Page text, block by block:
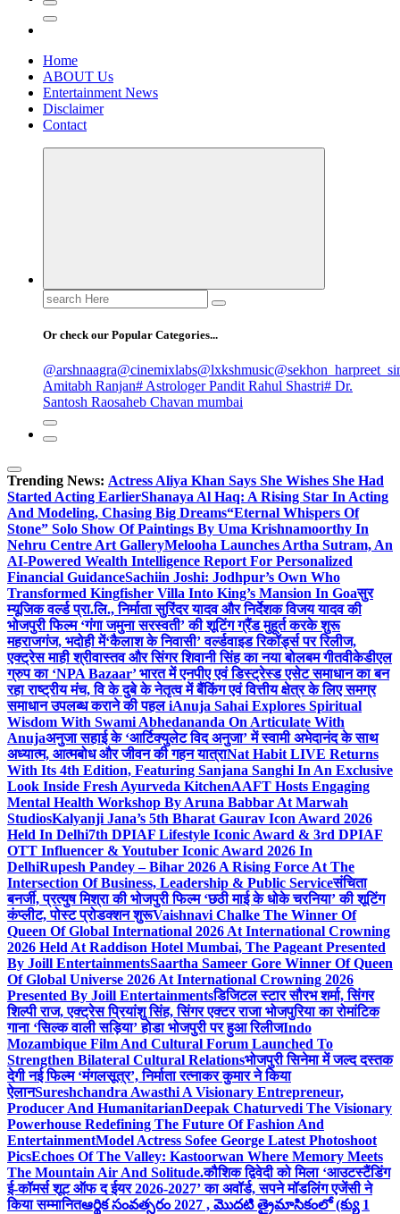
Home
ABOUT Us
Entertainment News
Disclaimer
Contact
Search
for:
Or check our Popular Categories...
@arshnaagra@cinemixlabs@lxkshmusic
Amitabh Ranjan# Astrologer Pandit Rahul Shastri# Dr.
Santosh Raosaheb Chavan mumbai
Trending News: Actress Aliya Khan Says She Wishes She Had
Started Acting EarlierShanaya Al Haq: A Rising Star In Acting
And Modeling, Chasing Big Dreams“Eternal Whispers Of
Stone” Solo Show Of Paintings By Uma Krishnamoorthy In
Nehru Centre Art GalleryMelooha Launches Artha Sutram, An
AI-Powered Wealth Intelligence Report For Personalized
Financial GuidanceSachiin Joshi: Jodhpur’s Own Who
Transformed Kingfisher Villa Into King’s Mansion In Goaसुर
म्यूजिक वर्ल्ड प्रा.लि., निर्माता सुरिंदर यादव और निर्देशक विजय यादव की
भोजपुरी फिल्म ‘गंगा जमुना सरस्वती’ की शूटिंग ग्रैंड मुहूर्त करके शुरू
महराजगंज, भदोही में‘कैलाश के निवासी’ वर्ल्डवाइड रिकॉर्ड्स पर रिलीज,
एक्ट्रेस माही श्रीवास्तव और सिंगर शिवानी सिंह का नया बोलबम गीतवीकेडीएल
ग्रुप का ‘NPA Bazaar’ भारत में एनपीए एवं डिस्ट्रेस्ड एसेट समाधान का बन
रहा राष्ट्रीय मंच, वि के दुबे के नेतृत्व में बैंकिंग एवं वित्तीय क्षेत्र के लिए समग्र
समाधान उपलब्ध कराने की पहल iAnuja Sahai Explores Spiritual
Wisdom With Swami Abhedananda On Articulate With
Anujaअनुजा सहाई के ‘आर्टिक्युलेट विद अनुजा’ में स्वामी अभेदानंद के साथ
अध्यात्म, आत्मबोध और जीवन की गहन यात्राNat Habit LIVE Returns
With Its 4th Edition, Featuring Sanjana Sanghi In An Exclusive
Look Inside Fresh Ayurveda KitchenAAFT Hosts Engaging
Mental Health Workshop By Aruna Babbar At Marwah
StudiosKalyanji Jana’s 5th Bharat Gaurav Icon Award 2026
Held In Delhi7th DPIAF Lifestyle Iconic Award & 3rd DPIAF
OTT Influencer & Youtuber Iconic Award 2026 In
DelhiRupesh Pandey – Bihar 2026 A Rising Force At The
Intersection Of Business, Leadership & Public Serviceसंचिता
बनर्जी, प्रत्युष मिश्रा की भोजपुरी फिल्म ‘छठी माई के धोके चरनिया’ की शूटिंग
कंप्लीट, पोस्ट प्रोडक्शन शुरूVaishnavi Chalke The Winner Of
Queen Of Global International 2026 At International Crowning
2026 Held At Raddison Hotel Mumbai, The Pageant Presented
By Joill EntertainmentsSaartha Sameer Gore Winner Of Queen
Of Global Universe 2026 At International Crowning 2026
Presented By Joill Entertainmentsडिजिटल स्टार सौरभ शर्मा, सिंगर
शिल्पी राज, एक्ट्रेस प्रियांशु सिंह, सिंगर एक्टर राजा भोजपुरिया का रोमांटिक
गाना ‘सिल्क वाली सड़िया’ होडा भोजपुरी पर हुआ रिलीजIndo
Mozambique Film And Cultural Forum Launched To
Strengthen Bilateral Cultural Relationsभोजपुरी सिनेमा में जल्द दस्तक
देगी नई फिल्म ‘मंगलसूत्र’, निर्माता रत्नाकर कुमार ने किया
ऐलानSureshchandra Awasthi A Visionary Entrepreneur,
Producer And HumanitarianDeepak Chaturvedi The Visionary
Powerhouse Redefining The Future Of Fashion And
EntertainmentModel Actress Sofee George Latest Photoshoot
PicsEchoes Of The Valley: Kastoorwan Where Memory Meets
The Mountain Air And Solitude.कौशिक द्विवेदी को मिला ‘आउटस्टैंडिंग
ई-कॉमर्स शूट ऑफ द ईयर 2026-2027’ का अवॉर्ड, सपने मॉडलिंग एजेंसी ने
किया सम्मानितఆర్థిక సంవత్సరం 2027 , మొదటి త్రైమాసికంలో (క్యు 1